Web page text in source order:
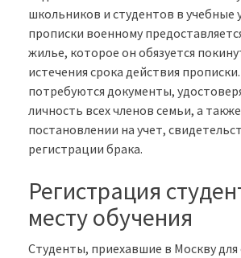
школьников и студентов в учебные
прописки военному
жилье, которое он обязуется
истечения срока действия
потребуются документы,
личность всех членов семьи, а
постановлении на учет,
регистрации брака.
Регистрация
месту обучения
Студенты, приехавшие в Москву для